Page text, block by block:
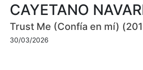
CAYETANO
Trust Me (Confía en mí)
30/03/2026